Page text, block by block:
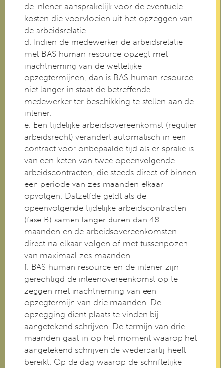
de inlener aansprakelijk voor de eventuele
kosten die voorvloeien uit het opzeggen van
de arbeidsrelatie.
d. Indien de medewerker de arbeidsrelatie
met BAS human resource opzegt met
inachtneming van de wettelijke
opzegtermijnen, dan is BAS human resource
niet langer in staat de betreffende
medewerker ter beschikking te stellen aan de
inlener.
e. Een tijdelijke arbeidsovereenkomst (regulier
arbeidsrecht) verandert automatisch in een
contract voor onbepaalde tijd als er sprake is
van een keten van twee opeenvolgende
arbeidscontracten, die steeds direct of binnen
een periode van zes maanden elkaar
opvolgen. Datzelfde geldt als de
opeenvolgende tijdelijke arbeidscontracten
(fase B) samen langer duren dan 48
maanden en de arbeidsovereenkomsten
direct na elkaar volgen of met tussenpozen
van maximaal zes maanden.
f. BAS human resource en de inlener zijn
gerechtigd de inleenovereenkomst op te
zeggen met inachtneming van een
opzegtermijn van drie maanden. De
opzegging dient plaats te vinden bij
aangetekend schrijven. De termijn van drie
maanden gaat in op het moment waarop het
aangetekend schrijven de wederpartij heeft
bereikt. Op de dag waarop de schriftelijke